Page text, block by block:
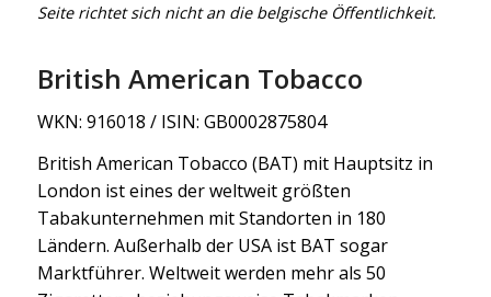
Seite richtet sich nicht an die belgische Öffentlichkeit.
British American Tobacco
WKN: 916018 / ISIN: GB0002875804
British American Tobacco (BAT) mit Hauptsitz in
London ist eines der weltweit größten
Tabakunternehmen mit Standorten in 180
Ländern. Außerhalb der USA ist BAT sogar
Marktführer. Weltweit werden mehr als 50